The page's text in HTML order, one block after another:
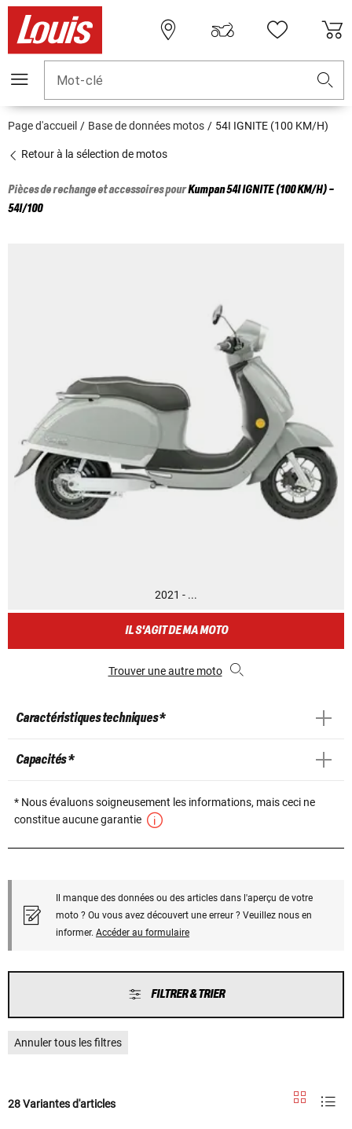
Mot-clé
Page d'accueil Base de données motos 54I IGNITE (100 KM/H)
Retour à la sélection de motos
Pièces de rechange et accessoires pourKumpan54I IGNITE (100 KM/H) -
54I/100
2021 - ...
IL S'AGIT DE MA MOTO
Trouver une autre moto
Caractéristiques techniques *
Capacités *
* Nous évaluons soigneusement les informations, mais ceci ne
constitue aucune garantie
Il manque des données ou des articles dans l'aperçu de votre
moto ? Ou vous avez découvert une erreur ? Veuillez nous en
informer. Accéder au formulaire
FILTRER & TRIER
Annuler tous les filtres
28 Variantes d'articles